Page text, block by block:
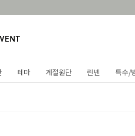
테마 계절원단 린넨 특수/